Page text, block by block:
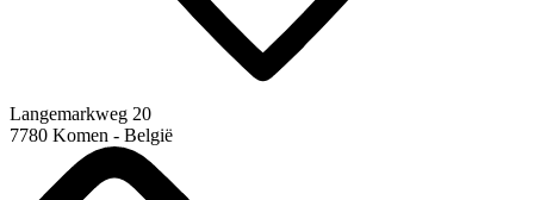
Langemarkweg 20
7780 Komen - België